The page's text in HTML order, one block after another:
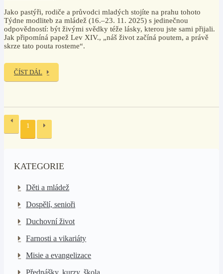
Jako pastýři, rodiče a průvodci mladých stojíte na prahu tohoto
Týdne modliteb za mládež (16.–23. 11. 2025) s jedinečnou
odpovědností: být živými svědky téže lásky, kterou jste sami přijali.
Jak připomíná papež Lev XIV., „náš život začíná poutem, a právě
skrze tato pouta rosteme“.
ČÍST DÁL
1
KATEGORIE
Děti a mládež
Dospělí, senioři
Duchovní život
Farnosti a vikariáty
Misie a evangelizace
Přednášky, kurzy, škola